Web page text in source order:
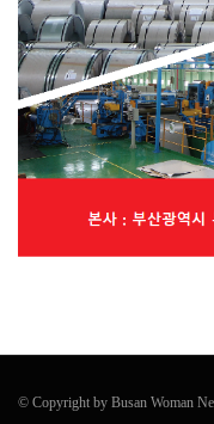
© Copyright by Busan Woman